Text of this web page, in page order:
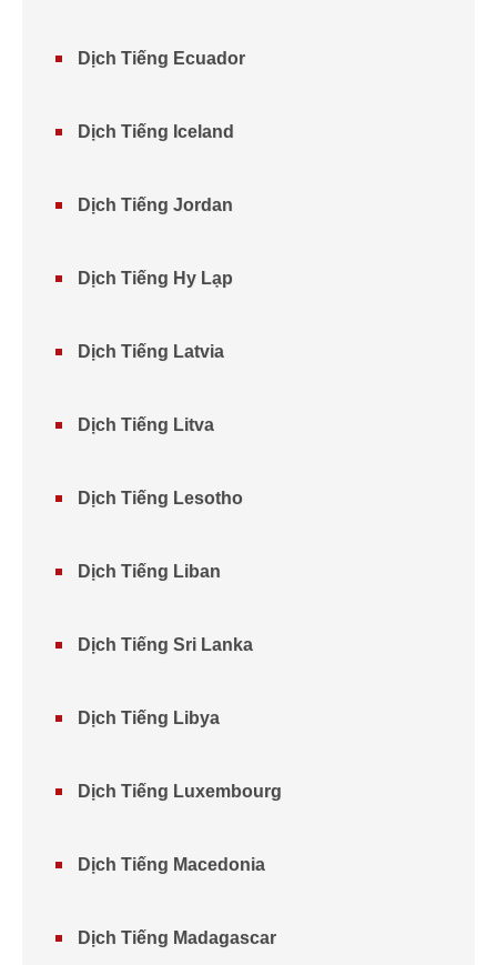
Dịch Tiếng Ecuador
Dịch Tiếng Iceland
Dịch Tiếng Jordan
Dịch Tiếng Hy Lạp
Dịch Tiếng Latvia
Dịch Tiếng Litva
Dịch Tiếng Lesotho
Dịch Tiếng Liban
Dịch Tiếng Sri Lanka
Dịch Tiếng Libya
Dịch Tiếng Luxembourg
Dịch Tiếng Macedonia
Dịch Tiếng Madagascar